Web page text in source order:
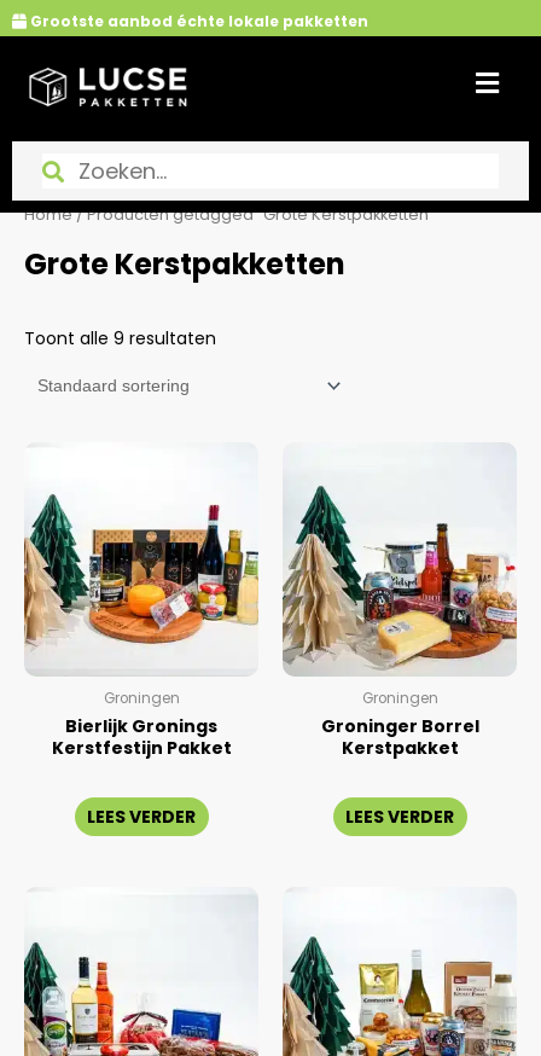
Ga
inhoud
Grootste aanbod échte lokale pakketten
Home/ Producten getagged “Grote Kerstpakketten”
Grote Kerstpakketten
Toont alle 9 resultaten
Groningen
Bierlijk Gronings
Kerstfestijn Pakket
Gewaardeerd
LEES VERDER
Groningen
Groninger Borrel
Kerstpakket
Gewaardeerd
LEES VERDER